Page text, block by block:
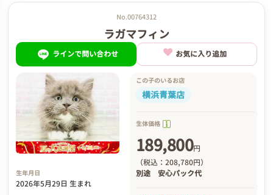
No.00764312
ラガマフィン
ラインで問い合わせ お気に入り追加
生年月日
2026年5月29日 生まれ
この子のいるお店
横浜青葉店
生体価格
189,800円
（税込：208,780円）
別途 安心パック代